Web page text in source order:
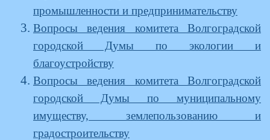
промышленности и предпринимательству
Вопросы ведения комитета Волгоградской
городской Думы по экологии и
благоустройству
Вопросы ведения комитета Волгоградской
городской Думы по муниципальному
имуществу, землепользованию и
градостроительству